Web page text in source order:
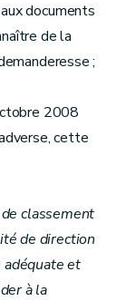
documents
de la
;
2008
cette
classement
de direction
et
à la